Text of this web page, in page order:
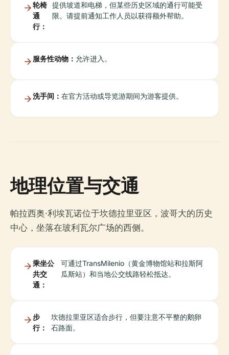
轮椅
通
行：
提供坡道和电梯，但某些历史区域的通行可能受
限。请提前通知工作人员以获得额外帮助。
服务性动物： 允许进入。
洗手间： 在官方活动或导览游期间为游客提供。
地理位置与交通
帕拉西奥·利埃瓦诺位于坎德拉里亚区，波哥大的历史
中心，坐落在玻利瓦尔广场的西侧。
乘坐公
共交
通：
可通过TransMilenio（黄金博物馆站和拉斯阿
瓜斯站）和当地公交线路轻松抵达。
步
行：
坎德拉里亚区适合步行，但要注意不平整的鹅卵
石路面。